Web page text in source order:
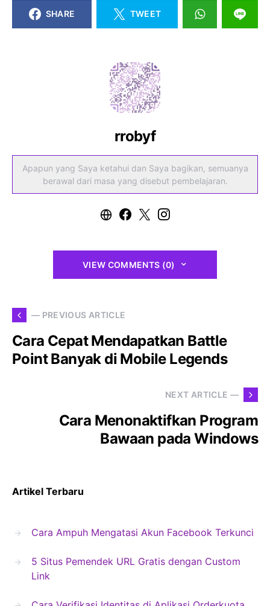
SHARE TWEET
rrobyf
Apapun yang Saya ketahui dan Saya bagikan, semuanya
berawal dari masa yang disebut pembelajaran.
VIEW COMMENTS (0)
— PREVIOUS ARTICLE
Cara Cepat Mendapatkan Battle
Point Banyak di Mobile Legends
NEXT ARTICLE —
Cara Menonaktifkan Program
Bawaan pada Windows
Artikel Terbaru
Cara Ampuh Mengatasi Akun Facebook Terkunci
5 Situs Pemendek URL Gratis dengan Custom
Link